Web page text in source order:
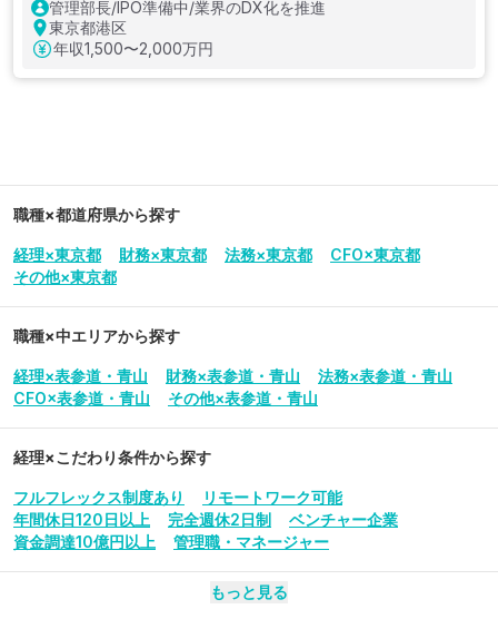
管理部長/IPO準備中/業界のDX化を推進
東京都港区
年収1,500〜2,000万円
職種×都道府県から探す
経理×東京都 財務×東京都 法務×東京都
CFO×東京都
その他×東京都
職種×中エリアから探す
経理×表参道・青山 財務×表参道・青山
法務×表参道・青山
CFO×表参道・青山
その他×表参道・青山
経理×こだわり条件から探す
フルフレックス制度あり
リモートワーク可能
年間休日120日以上
完全週休2日制
ベンチャー企業
資金調達10億円以上
管理職・マネージャー
もっと見る